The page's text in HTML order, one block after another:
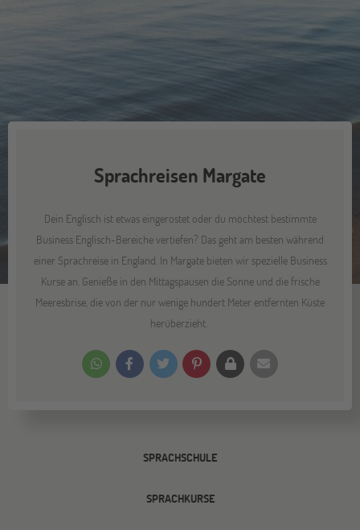
Sprachreisen Margate
Dein Englisch ist etwas eingerostet oder du möchtest bestimmte
Business Englisch-Bereiche vertiefen? Das geht am besten während
einer Sprachreise in England. In Margate bieten wir spezielle Business
Kurse an. Genieße in den Mittagspausen die Sonne und die frische
Meeresbrise, die von der nur wenige hundert Meter entfernten Küste
herüberzieht.
SPRACHSCHULE
SPRACHKURSE